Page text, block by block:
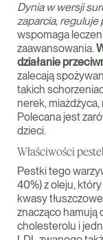
Dynia w wersji
zaparcia, reguluje
wspomaga
zaawansowania.
działanie
zalecają
takich
nerek,
Polecana jest
dzieci.
Właściwości
Pestki tego
40%) z oleju,
kwasy
znacząco hamują
cholesterolu i